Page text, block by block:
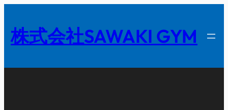
を
キ
株式会社SAWAKI GYM